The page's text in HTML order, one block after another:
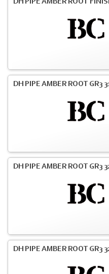
DH PIPE AMBER ROOT
DH PIPE AMBER ROOT GR3
DH PIPE AMBER ROOT GR3
DH PIPE AMBER ROOT GR3